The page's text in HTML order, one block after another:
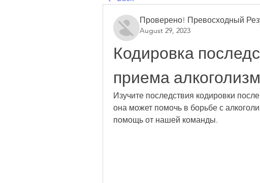
Проверено! Превосходный
August 29, 2023
Кодировка
приема
Изучите последствия кодировки
она может помочь в борьбе с
помощь от нашей команды.